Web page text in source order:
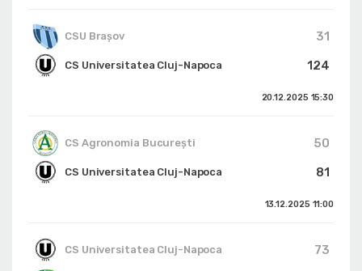
CSU Braşov
31
124
CS Universitatea Cluj-Napoca
20.12.2025 15:30
CS Agronomia București
50
81
CS Universitatea Cluj-Napoca
13.12.2025 11:00
CS Universitatea Cluj-Napoca
73